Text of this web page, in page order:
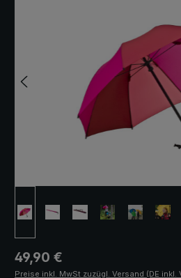
Regulärer Preis:
49,90 €
Preise inkl. MwSt zuzügl. Versand (DE inkl.